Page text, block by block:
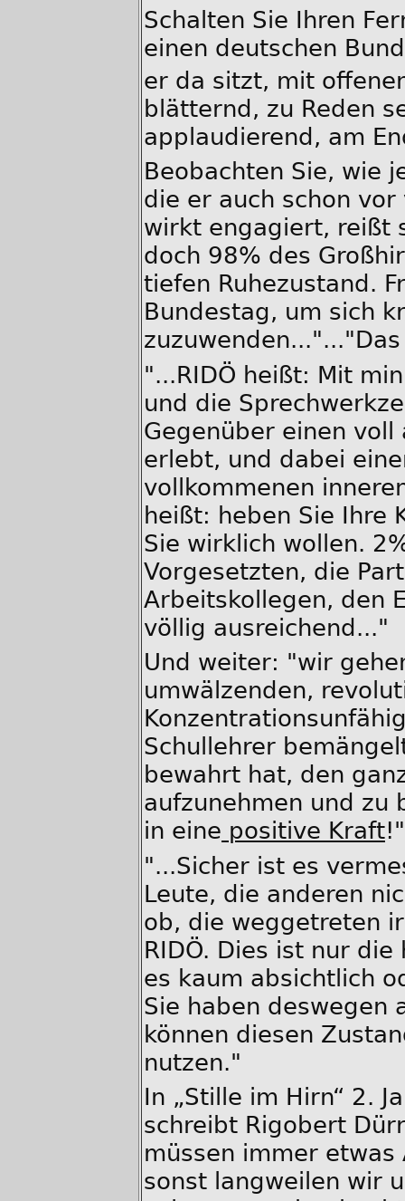
Schalten Sie Ihren
einen deutschen
er da sitzt, mit
blätternd, zu Reden
applaudierend, am
Beobachten Sie, wie
die er auch schon
wirkt engagiert, reißt
doch 98% des
tiefen Ruhezustand.
Bundestag, um sich
"...RIDÖ heißt: Mit
und die
Gegenüber einen voll
erlebt, und dabei
vollkommenen
heißt: heben Sie Ihre
Sie wirklich wollen.
Vorgesetzten, die
Arbeitskollegen, den
völlig ausreichend..."
Und weiter: "wir
umwälzenden,
Schullehrer
bewahrt hat, den
aufzunehmen und zu
in eine positive Kraft!"
"...Sicher ist es
Leute, die anderen
ob, die weggetreten
RIDÖ. Dies ist nur
es kaum absichtlich
Sie haben deswegen
können diesen
nutzen."
In „Stille im Hirn“ 2.
schreibt Rigobert
müssen immer
sonst langweilen wir